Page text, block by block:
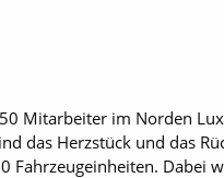
Mitarbeiter im Norden
das Herzstück und das
Fahrzeugeinheiten.